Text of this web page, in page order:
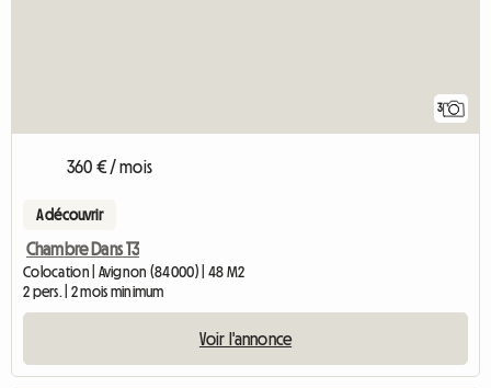
3
360 € / mois
A découvrir
Chambre Dans T3
Colocation | Avignon (84000) | 48 M2
2 pers. | 2 mois minimum
Voir l'annonce